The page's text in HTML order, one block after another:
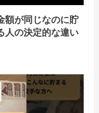
額が同じなのに貯
人の決定的な違い